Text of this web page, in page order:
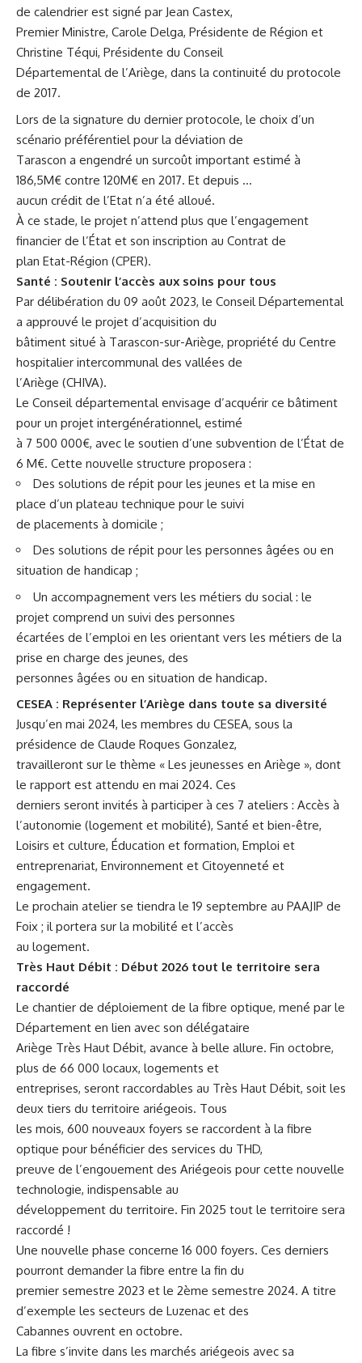
de calendrier est signé par Jean Castex,
Premier Ministre, Carole Delga, Présidente de Région et
Christine Téqui, Présidente du Conseil
Départemental de l’Ariège, dans la continuité du protocole
de 2017.
Lors de la signature du dernier protocole, le choix d’un
scénario préférentiel pour la déviation de
Tarascon a engendré un surcoût important estimé à
186,5M€ contre 120M€ en 2017. Et depuis …
aucun crédit de l’Etat n’a été alloué.
À ce stade, le projet n’attend plus que l’engagement
financier de l’État et son inscription au Contrat de
plan Etat-Région (CPER).
Santé : Soutenir l’accès aux soins pour tous
Par délibération du 09 août 2023, le Conseil Départemental
a approuvé le projet d’acquisition du
bâtiment situé à Tarascon-sur-Ariège, propriété du Centre
hospitalier intercommunal des vallées de
l’Ariège (CHIVA).
Le Conseil départemental envisage d’acquérir ce bâtiment
pour un projet intergénérationnel, estimé
à 7 500 000€, avec le soutien d’une subvention de l’État de
6 M€. Cette nouvelle structure proposera :
Des solutions de répit pour les jeunes et la mise en
place d’un plateau technique pour le suivi
de placements à domicile ;
Des solutions de répit pour les personnes âgées ou en
situation de handicap ;
Un accompagnement vers les métiers du social : le
projet comprend un suivi des personnes
écartées de l’emploi en les orientant vers les métiers de la
prise en charge des jeunes, des
personnes âgées ou en situation de handicap.
CESEA : Représenter l’Ariège dans toute sa diversité
Jusqu’en mai 2024, les membres du CESEA, sous la
présidence de Claude Roques Gonzalez,
travailleront sur le thème « Les jeunesses en Ariège », dont
le rapport est attendu en mai 2024. Ces
derniers seront invités à participer à ces 7 ateliers : Accès à
l’autonomie (logement et mobilité), Santé et bien-être,
Loisirs et culture, Éducation et formation, Emploi et
entreprenariat, Environnement et Citoyenneté et
engagement.
Le prochain atelier se tiendra le 19 septembre au PAAJIP de
Foix ; il portera sur la mobilité et l’accès
au logement.
Très Haut Débit : Début 2026 tout le territoire sera
raccordé
Le chantier de déploiement de la fibre optique, mené par le
Département en lien avec son délégataire
Ariège Très Haut Débit, avance à belle allure. Fin octobre,
plus de 66 000 locaux, logements et
entreprises, seront raccordables au Très Haut Débit, soit les
deux tiers du territoire ariégeois. Tous
les mois, 600 nouveaux foyers se raccordent à la fibre
optique pour bénéficier des services du THD,
preuve de l’engouement des Ariégeois pour cette nouvelle
technologie, indispensable au
développement du territoire. Fin 2025 tout le territoire sera
raccordé !
Une nouvelle phase concerne 16 000 foyers. Ces derniers
pourront demander la fibre entre la fin du
premier semestre 2023 et le 2ème semestre 2024. A titre
d’exemple les secteurs de Luzenac et des
Cabannes ouvrent en octobre.
La fibre s’invite dans les marchés ariégeois avec sa